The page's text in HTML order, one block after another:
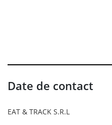
Date de contact
EAT & TRACK S.R.L